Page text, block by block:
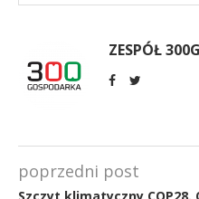
ZESPÓŁ
poprzedni post
Szczyt klimatyczny